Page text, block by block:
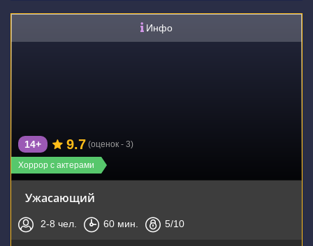
Инфо
Хоррор с актерами
14+ 9.7 (оценок - 3)
Ужасающий
2-8 чел. 60 мин. 5/10